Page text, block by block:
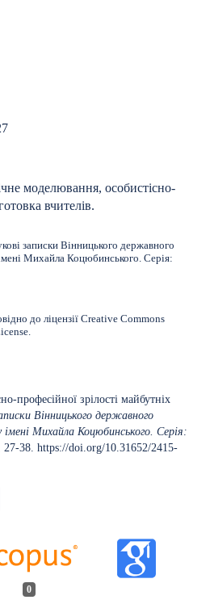
моделювання, особистісно-
вчителів.
записки Вінницького державного
Михайла Коцюбинського. Серія:
до ліцензії Creative Commons
.
професійної зрілості майбутніх
Вінницького державного
імені Михайла Коцюбинського. Серія:
27-38. https://doi.org/10.31652/2415-
0